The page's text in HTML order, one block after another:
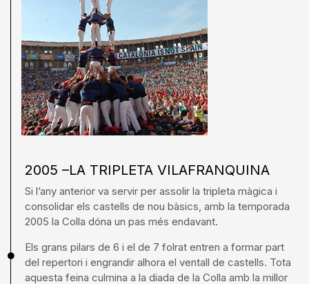
2005 –LA TRIPLETA VILAFRANQUINA
Si l’any anterior va servir per assolir la tripleta màgica i
consolidar els castells de nou bàsics, amb la temporada
2005 la Colla dóna un pas més endavant.
Els grans pilars de 6 i el de 7 folrat entren a formar part
del repertori i engrandir alhora el ventall de castells. Tota
aquesta feina culmina a la diada de la Colla amb la millor